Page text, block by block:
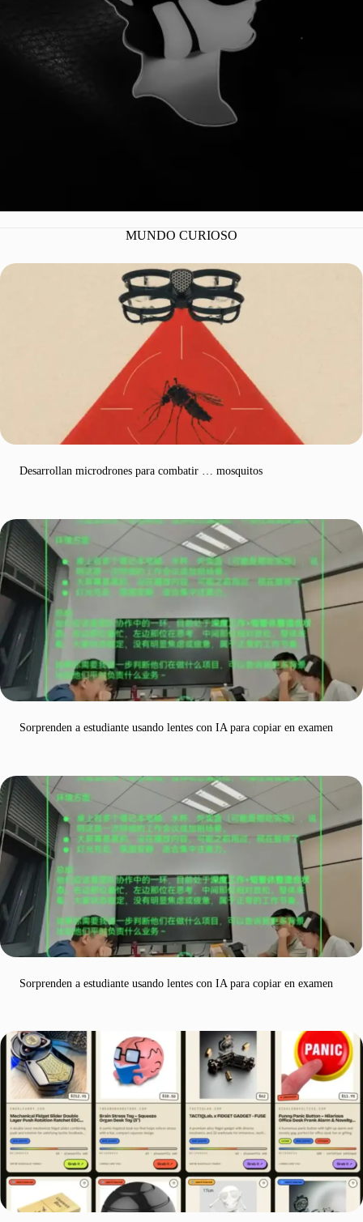
SOMOS
MUNDO CURIOSO
Desarrollan microdrones para combatir … mosquitos
Sorprenden a estudiante usando lentes con IA para copiar en examen
Sorprenden a estudiante usando lentes con IA para copiar en examen